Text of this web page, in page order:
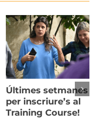
Últimes setmanes
per inscriure’s al
Training Course!